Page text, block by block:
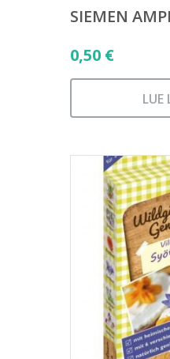
SIEMEN
0,50 €
LUE